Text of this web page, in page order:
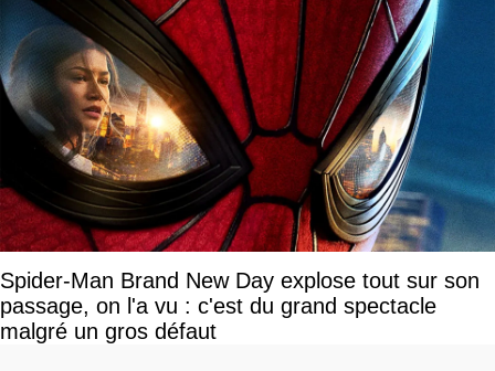
Spider-Man Brand New Day explose tout sur son
passage, on l'a vu : c'est du grand spectacle
malgré un gros défaut